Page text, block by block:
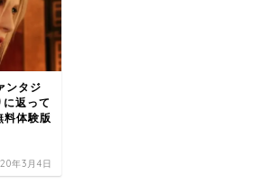
ンタジ
返って
料体験版
年3月4日